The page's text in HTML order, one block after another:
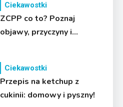
Ciekawostki
ZCPP co to? Poznaj
objawy, przyczyny i
Ciekawostki
Przepis na ketchup z
cukinii: domowy i pyszny!